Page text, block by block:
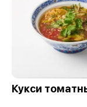
Кукси